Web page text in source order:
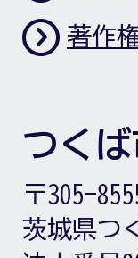
著作
つく
〒305-
茨城県つ